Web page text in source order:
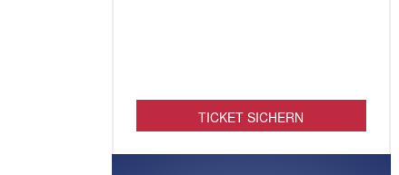
TICKET SICHERN